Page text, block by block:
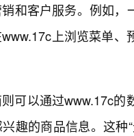
和客户服务。例如
上浏览菜单
可以通过www.17c
趣的商品信息。这